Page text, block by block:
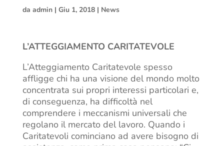
da admin| Giu 1, 2018| News
L’ATTEGGIAMENTO CARITATEVOLE
L’Atteggiamento Caritatevole spesso
affligge chi ha una visione del mondo molto
concentrata sui propri interessi particolari e,
di conseguenza, ha difficoltà nel
comprendere i meccanismi universali che
regolano il mercato del lavoro. Quando i
Caritatevoli cominciano ad avere bisogno di